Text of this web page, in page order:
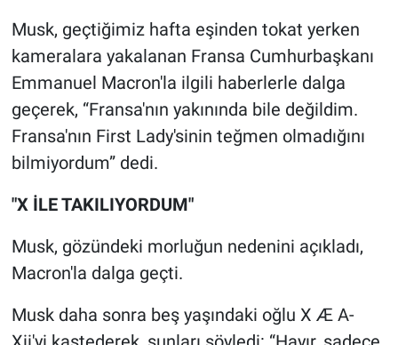
Musk, geçtiğimiz hafta eşinden tokat yerken
kameralara yakalanan Fransa Cumhurbaşkanı
Emmanuel Macron'la ilgili haberlerle dalga
geçerek, “Fransa'nın yakınında bile değildim.
Fransa'nın First Lady'sinin teğmen olmadığını
bilmiyordum” dedi.
"X İLE TAKILIYORDUM"
Musk, gözündeki morluğun nedenini açıkladı,
Macron'la dalga geçti.
Musk daha sonra beş yaşındaki oğlu X Æ A-
Sağlık
Teknoloji
Türkiye'nin Geleceği
Türkiye'nin Gündemi
Yerel Gündem